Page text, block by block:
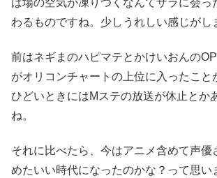
わるものですね。少しうれしい感じがし
前はネギまのハピマテとかけいおんの
がオリコンチャートの上位に入ったこと
ひどいときにはMステの放送が休止とか
ね。
それに比べたら、今はアニメ含めて声優
めたいい時代になったのかな？って思い